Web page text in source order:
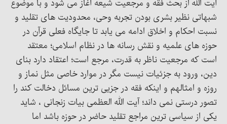
آیت الله از بحث فقه و مرجعیت شیعه آغاز می شود و با موضوع
شبهاتی نظیر بشری بودن تجربه وحی، محدودیت های تقلید و
نسبت احکام و اخلاق ادامه می یابد تا جایگاه فعلی قرآن در
حوزه های علمیه و نقش رسانه ها در نظام اسلامی؛ معتقد
است که مرجعیت ناظر به قدرت، مرجع است؛ اعتقاد دارد بنای
دین، ورود به جزئیات نیست مگر در موارد خاصی مثل نماز و
روزه و امثالهم و اینکه فقه در جزیی ترین مسائل دخالت کند را
تصور درستی نمی داند؛ آیت الله العظمی بیات زنجانی ، شاید
یکی از سیاسی ترین مراجع تقلید حاضر در حوزه باشد اما